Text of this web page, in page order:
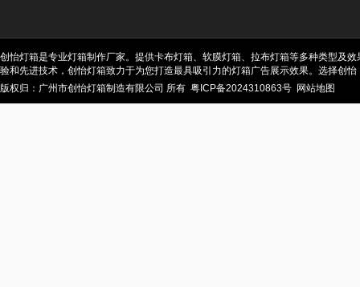
创怡灯箱是专业灯箱制作厂家。提供卡布灯箱、软膜灯箱、拉布灯箱等多种类型及
验和先进技术，创怡灯箱致力于为您打造最具吸引力的灯箱广告展示效果。选择创怡
版权归：广州市创怡灯箱制造有限公司 所有 粤ICP备2024310863号 网站地图